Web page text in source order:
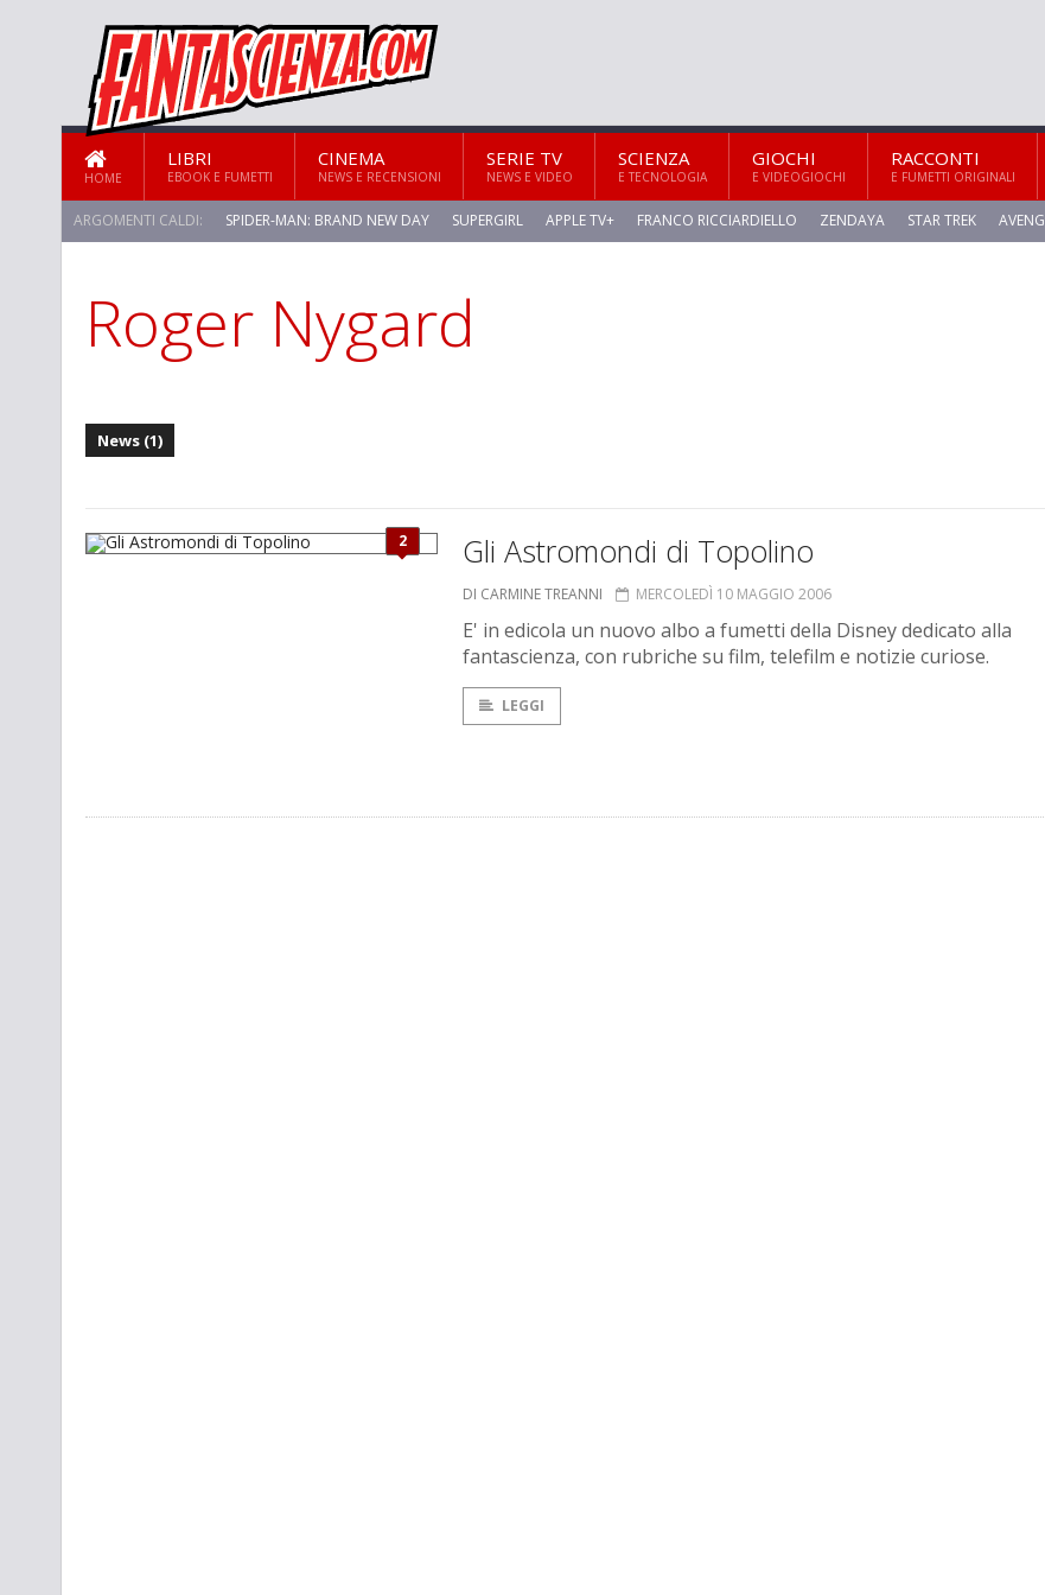
HOME
LIBRI
EBOOK E FUMETTI
CINEMA
NEWS E RECENSIONI
SERIE TV
NEWS E VIDEO
SCIENZA
E TECNOLOGIA
GIOCHI
E VIDEOGIOCHI
RACCONTI
E FUMETTI ORIGINALI
ARGOMENTI CALDI: SPIDER-MAN: BRAND NEW DAY SUPERGIRL APPLE TV+ FRANCO RICCIARDIELLO ZENDAYA STAR TREK
Roger Nygard
News (1)
2 Gli Astromondi di Topolino
DI CARMINE TREANNI MERCOLEDÌ 10 MAGGIO 2006
E' in edicola un nuovo albo a fumetti della Disney dedicato alla
fantascienza, con rubriche su film, telefilm e notizie curiose.
LEGGI